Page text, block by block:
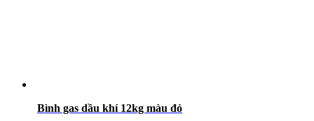
Bình gas dầu khí 12kg màu đỏ